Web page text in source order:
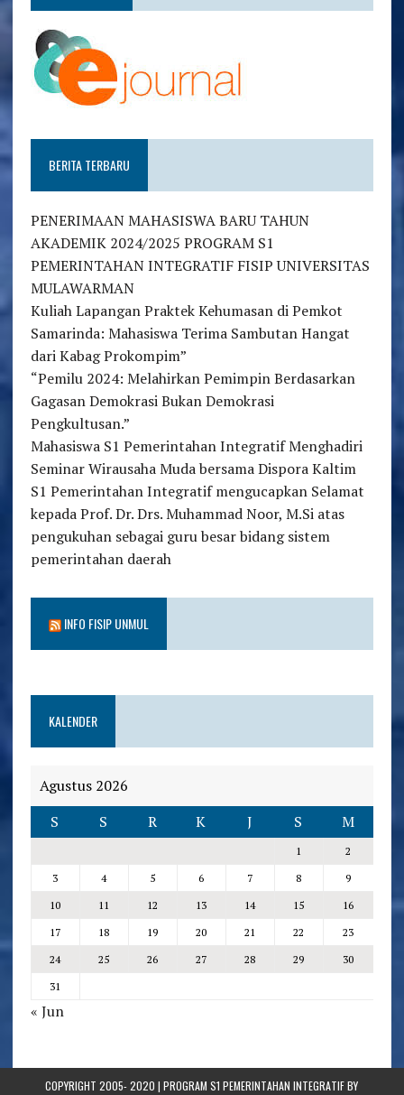
BERITA TERBARU
PENERIMAAN MAHASISWA BARU TAHUN
AKADEMIK 2024/2025 PROGRAM S1
PEMERINTAHAN INTEGRATIF FISIP UNIVERSITAS
MULAWARMAN
Kuliah Lapangan Praktek Kehumasan di Pemkot
Samarinda: Mahasiswa Terima Sambutan Hangat
dari Kabag Prokompim”
“Pemilu 2024: Melahirkan Pemimpin Berdasarkan
Gagasan Demokrasi Bukan Demokrasi
Pengkultusan.”
Mahasiswa S1 Pemerintahan Integratif Menghadiri
Seminar Wirausaha Muda bersama Dispora Kaltim
S1 Pemerintahan Integratif mengucapkan Selamat
kepada Prof. Dr. Drs. Muhammad Noor, M.Si atas
pengukuhan sebagai guru besar bidang sistem
pemerintahan daerah
INFO FISIP UNMUL
KALENDER
Agustus 2026
S
S R K J S M
1
2
3
4 5 6 7 8
9
10
11 12 13 14 15
16
17
18 19 20 21 22
23
24
25 26 27 28 29
30
31
« Jun
COPYRIGHT 2005- 2020 | PROGRAM S1 PEMERINTAHAN INTEGRATIF BY